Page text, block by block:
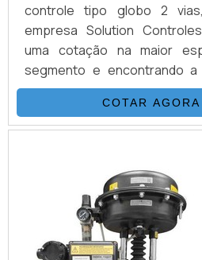
controle tipo globo 2
empresa Solution
uma cotação na maior
segmento e encontrando a
mais competente do ramo,
mais
VÁLVULA DE CONTROLE
controle tipo globo 2 vias em
inovadora, vai até o site
Controles. Especializada ...
COTAR AGORA